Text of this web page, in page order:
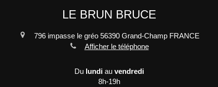
LE BRUN BRUCE
796 impasse le gréo 56390 Grand-Champ FRANCE
Afficher le téléphone
Du lundiau vendredi
8h-19h